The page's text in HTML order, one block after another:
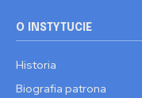
O INSTYTUCIE
Historia
Biografia patrona